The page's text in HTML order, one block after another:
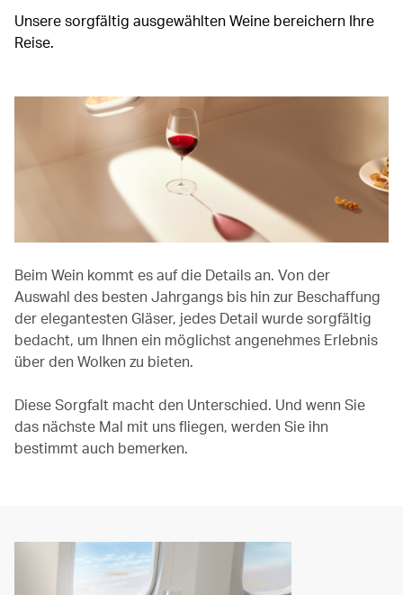
Unsere sorgfältig ausgewählten Weine bereichern Ihre
Reise.
Beim Wein kommt es auf die Details an. Von der
Auswahl des besten Jahrgangs bis hin zur Beschaffung
der elegantesten Gläser, jedes Detail wurde sorgfältig
bedacht, um Ihnen ein möglichst angenehmes Erlebnis
über den Wolken zu bieten.
Diese Sorgfalt macht den Unterschied. Und wenn Sie
das nächste Mal mit uns fliegen, werden Sie ihn
bestimmt auch bemerken.